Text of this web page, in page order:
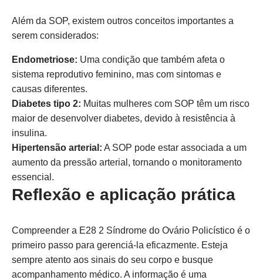
Além da SOP, existem outros conceitos importantes a
serem considerados:
Endometriose: Uma condição que também afeta o
sistema reprodutivo feminino, mas com sintomas e
causas diferentes.
Diabetes tipo 2: Muitas mulheres com SOP têm um risco
maior de desenvolver diabetes, devido à resistência à
insulina.
Hipertensão arterial: A SOP pode estar associada a um
aumento da pressão arterial, tornando o monitoramento
essencial.
Reflexão e aplicação prática
Compreender a E28 2 Síndrome do Ovário Policístico é o
primeiro passo para gerenciá-la eficazmente. Esteja
sempre atento aos sinais do seu corpo e busque
acompanhamento médico. A informação é uma